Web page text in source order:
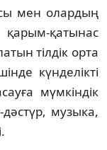
мен олардың
қатынас
тілдік орта
күнделікті
мүмкіндік
дәстүр, музыка,